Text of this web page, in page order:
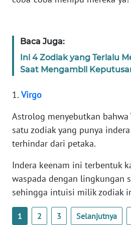
Baca Juga:
Ini 4 Zodiak yang Terlalu
Saat Mengambil
1. Virgo
Astrolog menyebutkan
satu zodiak yang punya
terhindar dari petaka.
Indera keenam ini terbentuk
waspada dengan lingkungan
sehingga intuisi milik zodiak
1 2 3 Selanjutnya
Wahana
Regional
WN
SUMUT
JAKARTA
WN
JABAR